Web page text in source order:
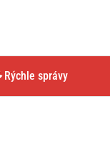
Rýchle správy